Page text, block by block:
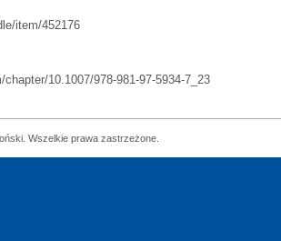
item/452176
10.1007/978-981-97-5934-7_23
Wszelkie prawa zastrzeżone.